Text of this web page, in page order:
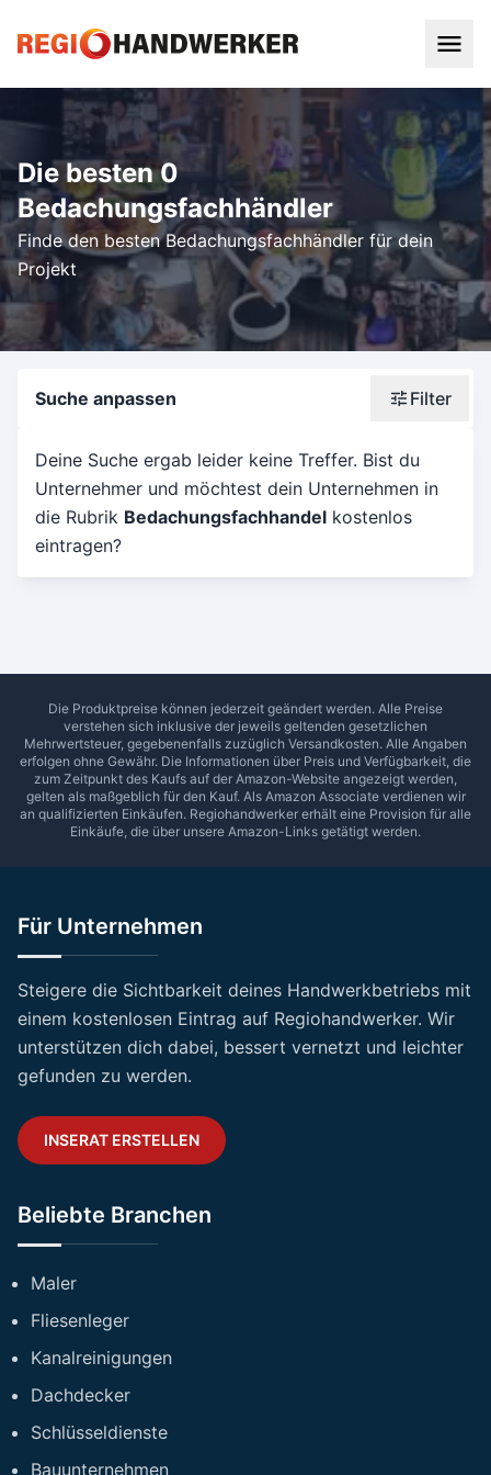
Die besten 0
Bedachungsfachhändler
Finde den besten Bedachungsfachhändler für dein
Projekt
Suche anpassen Filter
Wonach suchst du?
Stadt oder Postleitzahl
Umkreis in Km
5 10 15 20 25 30
SUCHEN
Deine Suche ergab leider keine Treffer. Bist du
Unternehmer und möchtest dein Unternehmen in
die Rubrik Bedachungsfachhandel kostenlos
eintragen?
Die Produktpreise können jederzeit geändert werden. Alle Preise
verstehen sich inklusive der jeweils geltenden gesetzlichen
Mehrwertsteuer, gegebenenfalls zuzüglich Versandkosten. Alle Angaben
erfolgen ohne Gewähr. Die Informationen über Preis und Verfügbarkeit, die
zum Zeitpunkt des Kaufs auf der Amazon-Website angezeigt werden,
gelten als maßgeblich für den Kauf. Als Amazon Associate verdienen wir
an qualifizierten Einkäufen. Regiohandwerker erhält eine Provision für alle
Einkäufe, die über unsere Amazon-Links getätigt werden.
Für Unternehmen
Steigere die Sichtbarkeit deines Handwerkbetriebs mit
einem kostenlosen Eintrag auf Regiohandwerker. Wir
unterstützen dich dabei, bessert vernetzt und leichter
gefunden zu werden.
INSERAT ERSTELLEN
Beliebte Branchen
Maler
Fliesenleger
Kanalreinigungen
Dachdecker
Schlüsseldienste
Bauunternehmen